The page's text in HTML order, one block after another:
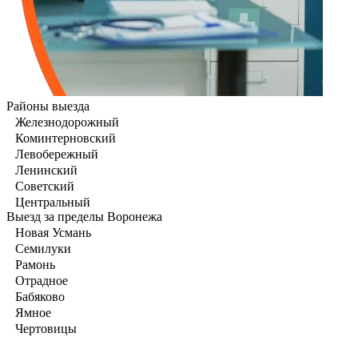
Районы выезда
Железнодорожный
Коминтерновский
Левобережный
Ленинский
Советский
Центральный
Выезд за пределы Воронежа
Новая Усмань
Семилуки
Рамонь
Отрадное
Бабяково
Ямное
Чертовицы